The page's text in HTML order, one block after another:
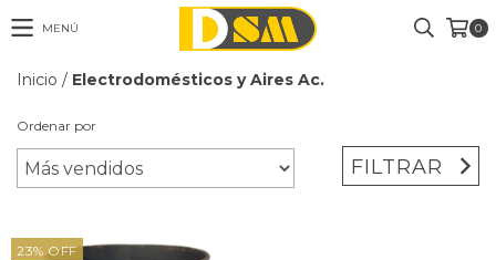
MENÚ 0
Inicio / Electrodomésticos y Aires Ac.
Ordenar por
FILTRAR
23% OFF